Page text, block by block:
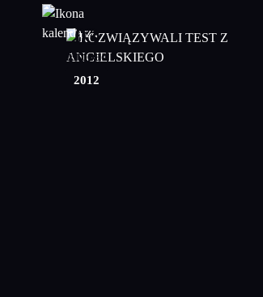
03
listopad
2012